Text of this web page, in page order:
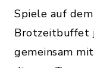
Spiele auf
Brotzeitbuffet
gemeinsam